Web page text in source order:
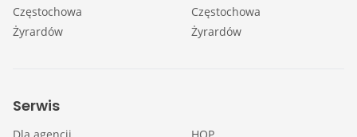
Częstochowa
Żyrardów
Częstochowa
Żyrardów
Serwis